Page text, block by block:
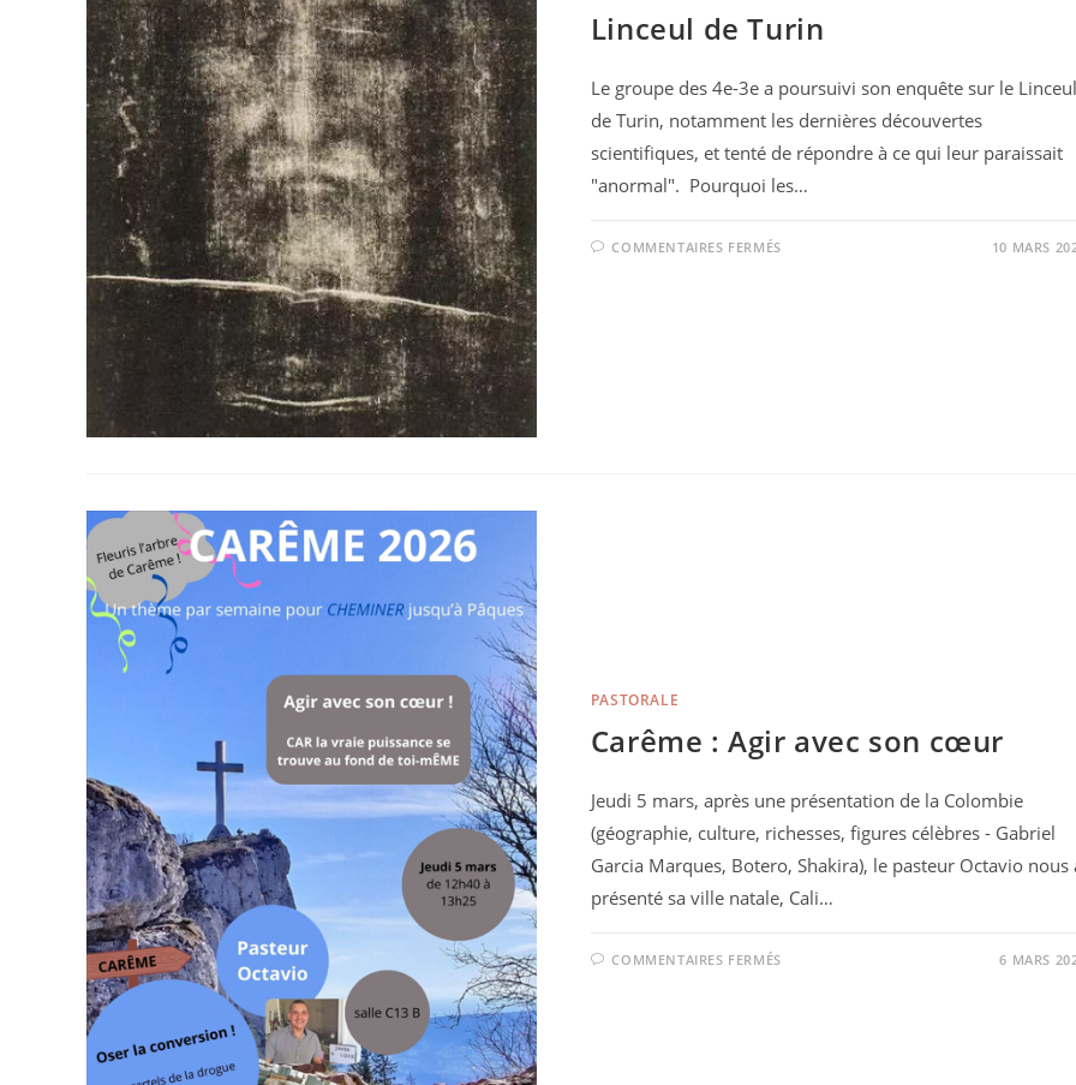
Linceul de Turin
Le groupe des 4e-3e a poursuivi son enquête sur le Linceul
de Turin, notamment les dernières découvertes
scientifiques, et tenté de répondre à ce qui leur paraissait
"anormal". Pourquoi les…
COMMENTAIRES FERMÉS 10 MARS
PASTORALE
Carême : Agir avec son cœur
Jeudi 5 mars, après une présentation de la Colombie
(géographie, culture, richesses, figures célèbres - Gabriel
Garcia Marques, Botero, Shakira), le pasteur Octavio nous
présenté sa ville natale, Cali…
COMMENTAIRES FERMÉS 6 MARS